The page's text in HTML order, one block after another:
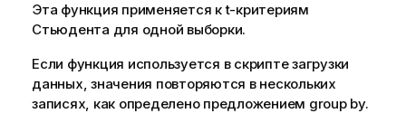
Эта функция применяется к t-критериям
Стьюдента для одной выборки.
Если функция используется в скрипте загрузки
данных, значения повторяются в нескольких
записях, как определено предложением group by.